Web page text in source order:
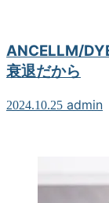
ANCELLM/
衰退だから
2024.10.25 admin